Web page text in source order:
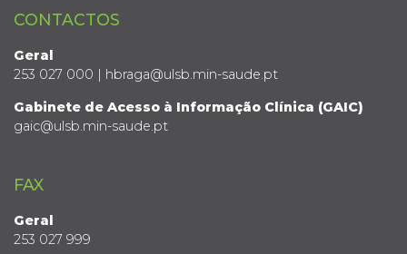
CONTACTOS
Geral
253 027 000 | hbraga@ulsb.min-saude.pt
Gabinete de Acesso à Informação Clínica (GAIC)
gaic@ulsb.min-saude.pt
FAX
Geral
253 027 999